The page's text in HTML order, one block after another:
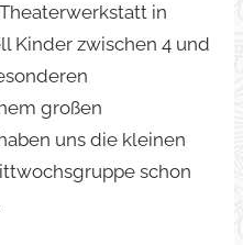
in
Kinder zwischen 4 und
großen
uns die kleinen
schon